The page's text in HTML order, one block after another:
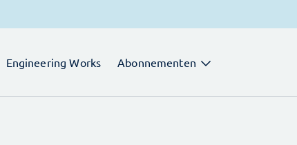
Engineering Works Abonnementen